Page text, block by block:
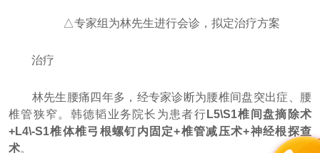
△专家组为林先生进行会诊，拟定治疗方案
治疗
林先生腰痛四年多，经专家诊断为腰椎间盘突出症、腰
椎管狭窄。韩德韬业务院长为患者行 L5\S1椎间盘摘除术
+L4\-S1椎体椎弓根螺钉内固定+椎管减压术+神经根探查
术。